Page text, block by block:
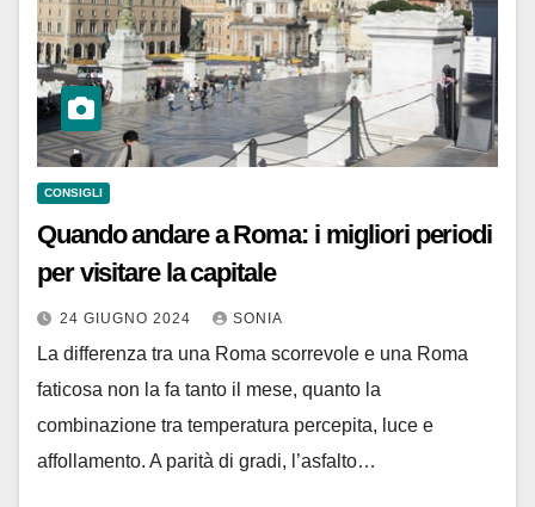
CONSIGLI
Quando andare a Roma: i migliori periodi
per visitare la capitale
24 GIUGNO 2024 SONIA
La differenza tra una Roma scorrevole e una Roma
faticosa non la fa tanto il mese, quanto la
combinazione tra temperatura percepita, luce e
affollamento. A parità di gradi, l’asfalto…